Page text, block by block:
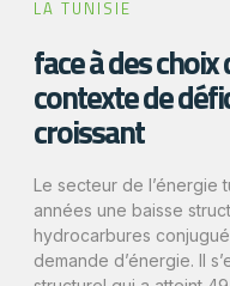
LA TUNISIE
face à des
contexte de
croissant
Le secteur de l’énergie
années une baisse
hydrocarbures
demande d’énergie. Il